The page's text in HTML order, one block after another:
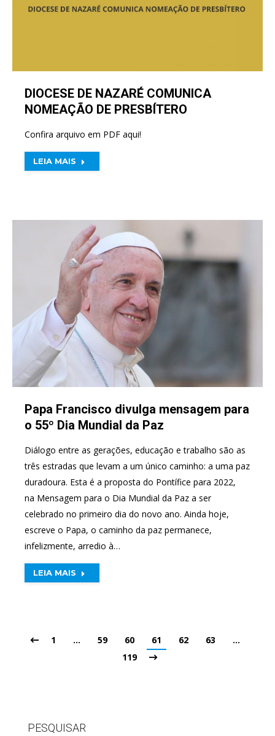
DIOCESE DE NAZARÉ COMUNICA
NOMEAÇÃO DE PRESBÍTERO
Confira arquivo em PDF aqui!
LEIA MAIS
Papa Francisco divulga mensagem para
o 55º Dia Mundial da Paz
Diálogo entre as gerações, educação e trabalho são as
três estradas que levam a um único caminho: a uma paz
duradoura. Esta é a proposta do Pontífice para 2022,
na Mensagem para o Dia Mundial da Paz a ser
celebrado no primeiro dia do novo ano. Ainda hoje,
escreve o Papa, o caminho da paz permanece,
infelizmente, arredio à…
LEIA MAIS
1 … 59 60 61 62 63
…
119
PESQUISAR